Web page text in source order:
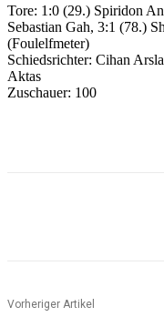
Tore: 1:0 (29.) Spiridon
Sebastian Gah, 3:1 (78.)
(Foulelfmeter)
Schiedsrichter: Cihan
Aktas
Zuschauer: 100
Vorheriger Artikel